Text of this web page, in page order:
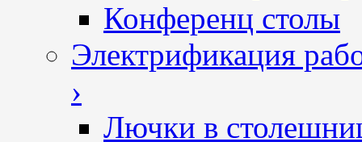
Конференц столы
Электрификация
›
Лючки в